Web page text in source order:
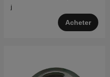
j
Acheter